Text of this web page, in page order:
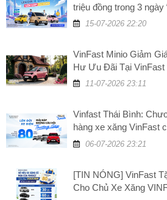
triệu đồng trong 3 ngày
15-07-2026 22:20
VinFast Minio Giảm
Hư Ưu Đãi Tại VinFast
11-07-2026 23:11
Vinfast Thái Bình:
hàng xe xăng VinFast
đáp những câu hỏi
06-07-2026 23:21
[TIN NÓNG] VinFast
Cho Chủ Xe Xăng